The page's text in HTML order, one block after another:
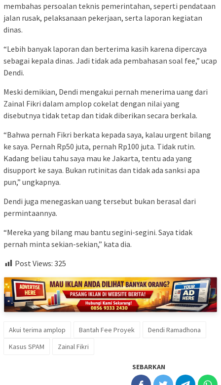
membahas persoalan teknis pemerintahan, seperti pendataan
jalan rusak, pelaksanaan pekerjaan, serta laporan kegiatan
dinas.
“Lebih banyak laporan dan berterima kasih karena dipercaya
sebagai kepala dinas. Jadi tidak ada pembahasan soal fee,” ucap
Dendi.
Meski demikian, Dendi mengakui pernah menerima uang dari
Zainal Fikri dalam amplop cokelat dengan nilai yang
disebutnya tidak tetap dan tidak diberikan secara berkala.
“Bahwa pernah Fikri berkata kepada saya, kalau urgent bilang
ke saya. Pernah Rp50 juta, pernah Rp100 juta. Tidak rutin.
Kadang beliau tahu saya mau ke Jakarta, tentu ada yang
disupport ke saya. Bukan rutinitas dan tidak ada sanksi apa
pun,” ungkapnya.
Dendi juga menegaskan uang tersebut bukan berasal dari
permintaannya.
“Mereka yang bilang mau bantu segini-segini. Saya tidak
pernah minta sekian-sekian,” kata dia.
Post Views: 325
Akui terima amplop Bantah Fee Proyek
Dendi Ramadhona
Kasus SPAM
Zainal Fikri
SEBARKAN